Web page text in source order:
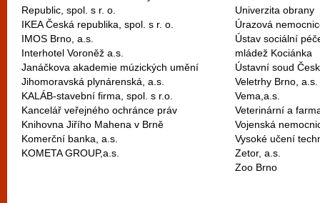
Republic, spol. s r. o.
IKEA Česká republika, spol. s r. o.
IMOS Brno, a.s.
Interhotel Voroněž a.s.
Janáčkova akademie múzických umění
Jihomoravská plynárenská, a.s.
KALÁB-stavební firma, spol. s r.o.
Kancelář veřejného ochránce práv
Knihovna Jiřího Mahena v Brně
Komerční banka, a.s.
KOMETA GROUP,a.s.
Univerzita obrany
Úrazová
Ústav sociální
mládež Kociánka
Ústavní soud
Veletrhy Brno, a.s.
Vema,a.s.
Veterinární a
Vojenská
Vysoké učení
Zetor, a.s.
Zoo Brno